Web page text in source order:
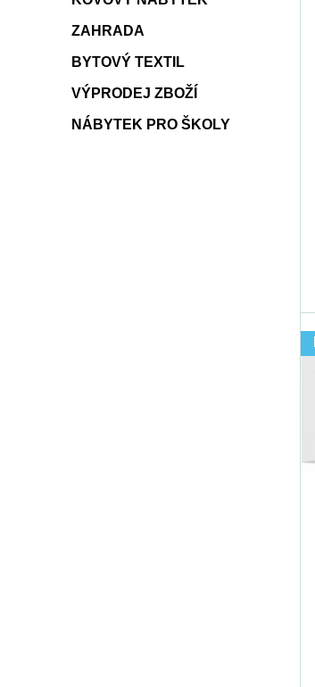
ZAHRADA
BYTOVÝ TEXTIL
VÝPRODEJ ZBOŽÍ
NÁBYTEK PRO ŠKOLY